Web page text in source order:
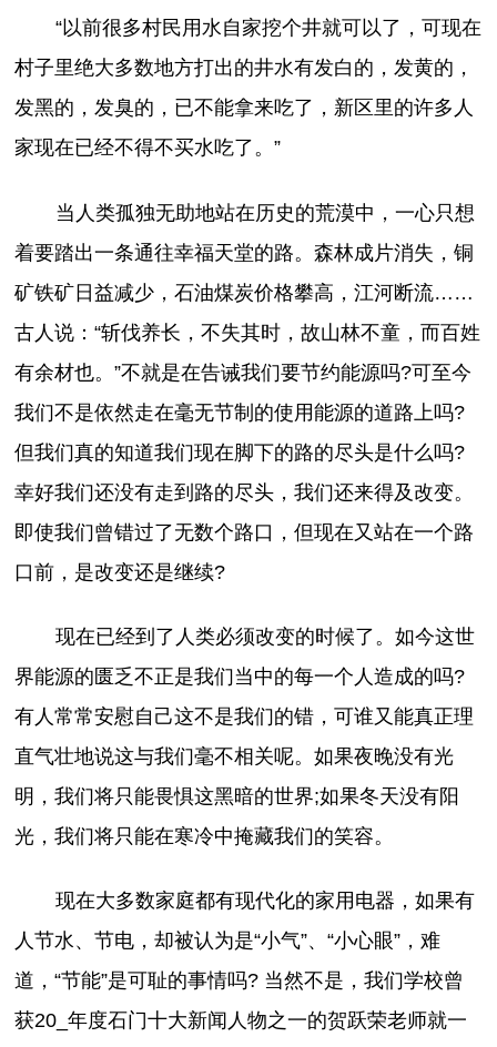
“以前很多村民用水自家挖个井就可以了，可现在
村子里绝大多数地方打出的井水有发白的，发黄的，
发黑的，发臭的，已不能拿来吃了，新区里的许多人
家现在已经不得不买水吃了。”
当人类孤独无助地站在历史的荒漠中，一心只想
着要踏出一条通往幸福天堂的路。森林成片消失，铜
矿铁矿日益减少，石油煤炭价格攀高，江河断流……
古人说：“斩伐养长，不失其时，故山林不童，而百姓
有余材也。”不就是在告诫我们要节约能源吗?可至今
我们不是依然走在毫无节制的使用能源的道路上吗?
但我们真的知道我们现在脚下的路的尽头是什么吗?
幸好我们还没有走到路的尽头，我们还来得及改变。
即使我们曾错过了无数个路口，但现在又站在一个路
口前，是改变还是继续?
现在已经到了人类必须改变的时候了。如今这世
界能源的匮乏不正是我们当中的每一个人造成的吗?
有人常常安慰自己这不是我们的错，可谁又能真正理
直气壮地说这与我们毫不相关呢。如果夜晚没有光
明，我们将只能畏惧这黑暗的世界;如果冬天没有阳
光，我们将只能在寒冷中掩藏我们的笑容。
现在大多数家庭都有现代化的家用电器，如果有
人节水、节电，却被认为是“小气”、“小心眼”，难
道，“节能”是可耻的事情吗? 当然不是，我们学校曾
获20_年度石门十大新闻人物之一的贺跃荣老师就一